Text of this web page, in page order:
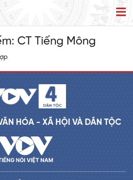
CT Tiếng Mông
HÓA - XÃ HỘI VÀ DÂN TỘC